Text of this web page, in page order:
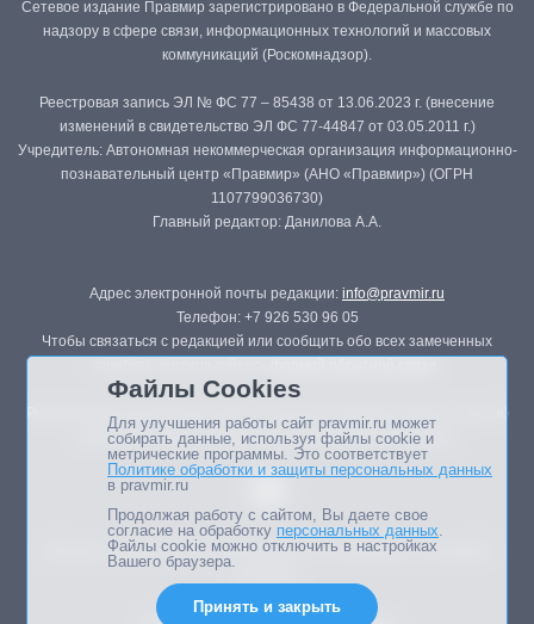
Сетевое издание Правмир зарегистрировано в Федеральной службе по
надзору в сфере связи, информационных технологий и массовых
коммуникаций (Роскомнадзор).
Реестровая запись ЭЛ № ФС 77 – 85438 от 13.06.2023 г. (внесение
изменений в свидетельство ЭЛ ФС 77-44847 от 03.05.2011 г.)
Учредитель: Автономная некоммерческая организация информационно-
познавательный центр «Правмир» (АНО «Правмир») (ОГРН
1107799036730)
Главный редактор: Данилова А.А.
Адрес электронной почты редакции: info@pravmir.ru
Телефон: +7 926 530 96 05
Чтобы связаться с редакцией или сообщить обо всех замеченных
Републикация материалов сайта в печатных изданиях (книгах, прессе)
возможна только с письменного разрешения редакции.
Мнение авторов статей портала может не совпадать с позицией
Файлы Cookies
Для улучшения работы сайт pravmir.ru может
собирать данные, используя файлы cookie и
метрические программы. Это соответствует
Политике обработки и защиты персональных данных
в pravmir.ru
Продолжая работу с сайтом, Вы даете свое
согласие на обработку персональных данных.
Файлы cookie можно отключить в настройках
Вашего браузера.
Принять и закрыть